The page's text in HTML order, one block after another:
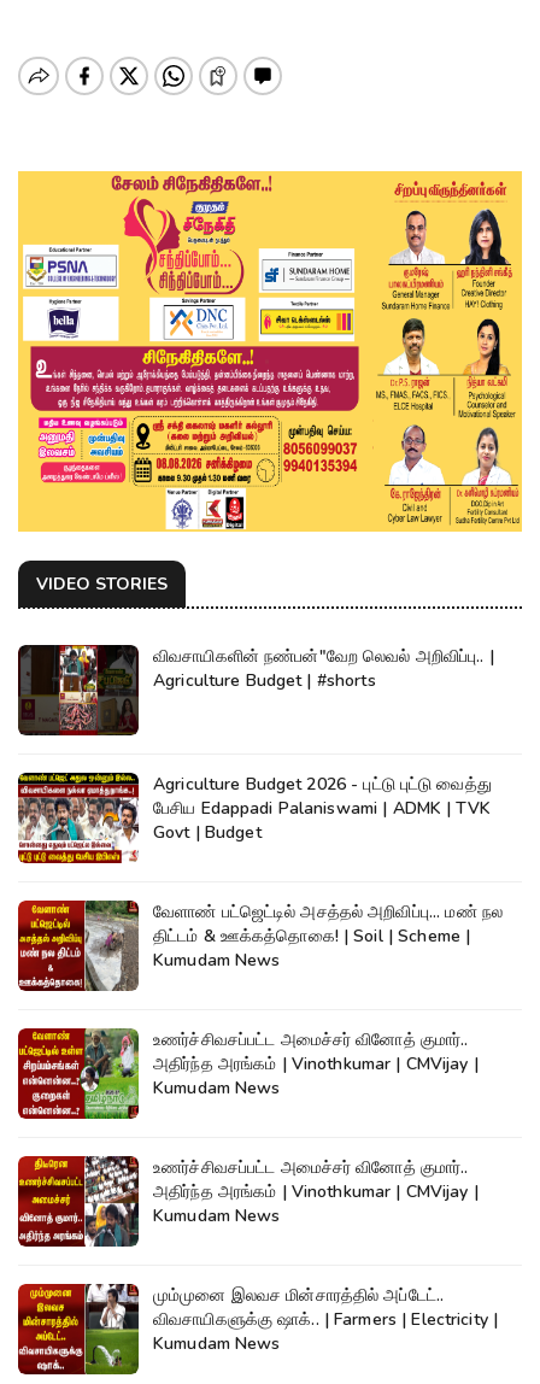
VIDEO STORIES
விவசாயிகளின் நண்பன்"வேற லெவல் அறிவிப்பு.. |
Agriculture Budget | #shorts
Agriculture Budget 2026 - புட்டு புட்டு வைத்து
பேசிய Edappadi Palaniswami | ADMK | TVK
Govt | Budget
வேளாண் பட்ஜெட்டில் அசத்தல் அறிவிப்பு... மண் நல
திட்டம் & ஊக்கத்தொகை! | Soil | Scheme |
Kumudam News
உணர்ச்சிவசப்பட்ட அமைச்சர் வினோத் குமார்..
அதிர்ந்த அரங்கம் | Vinothkumar | CMVijay |
Kumudam News
உணர்ச்சிவசப்பட்ட அமைச்சர் வினோத் குமார்..
அதிர்ந்த அரங்கம் | Vinothkumar | CMVijay |
Kumudam News
மும்முனை இலவச மின்சாரத்தில் அப்டேட்..
விவசாயிகளுக்கு ஷாக்.. | Farmers | Electricity |
Kumudam News